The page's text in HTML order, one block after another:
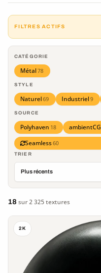
FILTRES ACTIFS
CATÉGORIE
Métal78
STYLE
Naturel69 Industriel9
SOURCE
Polyhaven 18 ambientCG
Seamless60
TRIER
18 sur 2 325 textures
2K